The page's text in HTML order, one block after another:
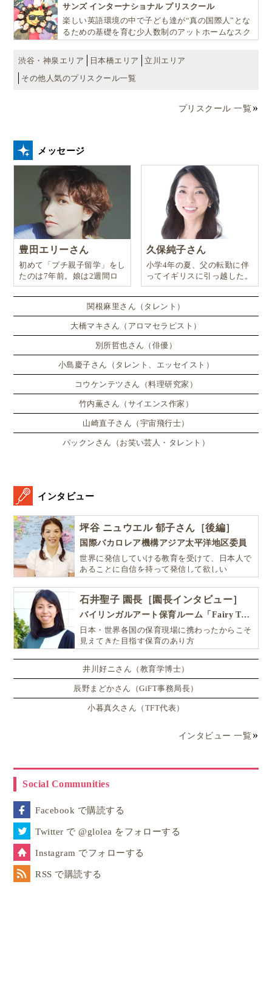
サンズ インターナショナル プリスクール
楽しい英語環境の中で子ども達が“真の国際人”とな
るための基礎を育む少人数制のアットホームなスク
渋谷・神泉エリア
日本橋エリア
立川エリア
その他人気のプリスクール一覧
プリスクール 一覧
メッセージ
豊田エリーさん
初めて「プチ親子留学」をし
たのは7年前。娘は2週間ロ
ンドンのサマースクールに通
い、英語劇に挑戦したり、
久保純子さん
小学4年の夏、父の転勤に伴
ってイギリスに引っ越した。
関根麻里さん（タレント）
大橋マキさん（アロマセラピスト）
別所哲也さん（俳優）
小島慶子さん（タレント、エッセイスト）
コウケンテツさん（料理研究家）
竹内薫さん（サイエンス作家）
山崎直子さん（宇宙飛行士）
パックンさん（お笑い芸人・タレント）
インタビュー
坪谷 ニュウエル 郁子さん［後編］
国際バカロレア機構アジア太平洋地区委員
世界に発信していける教育を受けて、日本人で
あることに自信を持って発信して欲しい
石井聖子 園長［園長インタビュー］
バイリンガルアート保育ルーム「Fairy Tale（フェアリーテイル）」
日本・世界各国の保育現場に携わったからこそ
見えてきた目指す保育のあり方
井川好ニさん（教育学博士）
辰野まどかさん（GiFT事務局長）
小暮真久さん（TFT代表）
インタビュー 一覧
Social Communities
Facebook で購読する
Twitter で @glolea をフォローする
Instagram でフォローする
RSS で購読する